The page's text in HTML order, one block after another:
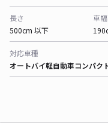
長さ
500cm 以下
車幅
対応車種
オートバイ軽自動車コンパク